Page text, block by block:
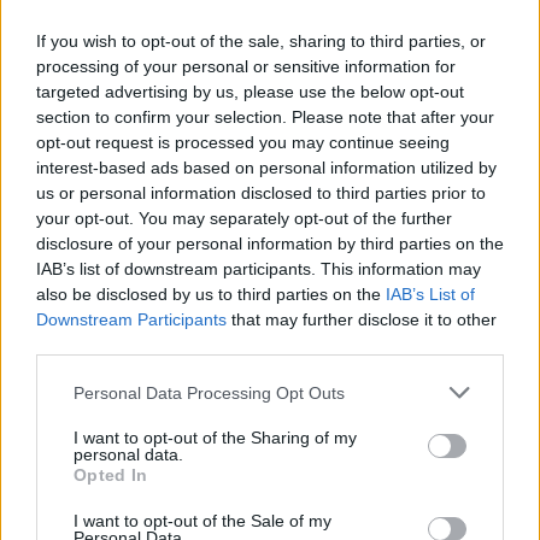
If you wish to opt-out of the sale, sharing to third parties, or
processing of your personal or sensitive information for
targeted advertising by us, please use the below opt-out
section to confirm your selection. Please note that after your
opt-out request is processed you may continue seeing
interest-based ads based on personal information utilized by
us or personal information disclosed to third parties prior to
your opt-out. You may separately opt-out of the further
disclosure of your personal information by third parties on the
IAB’s list of downstream participants. This information may
also be disclosed by us to third parties on the IAB’s List of
Downstream Participants that may further disclose it to other
Personal Data Processing Opt Outs
I want to opt-out of the Sharing of my
personal data.
Opted In
I want to opt-out of the Sale of my
ΔΕΙΤΕ ΕΠΙΣΗΣ
ΣΤΗΝ ΙΔΙΑ ΚΑΤΗΓΟΡΙΑ
Ουκρανία: Βίντεο σοκ με
19χρονο να οδηγείται με τη βία
για επιστράτευση ‑ Τι είναι το
«busification»
μεταφορά άνδρα για στρατιωτική
επιστράτευση στην Ουκρανία
Ουκρανία: Βίντεο σοκ με